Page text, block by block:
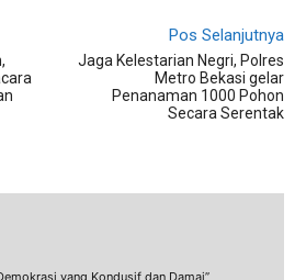
Pos Selanjutnya
Jaga Kelestarian Negri, Polres
Metro Bekasi gelar
Penanaman 1000 Pohon
Secara Serentak
yang Kondusif dan Damai”